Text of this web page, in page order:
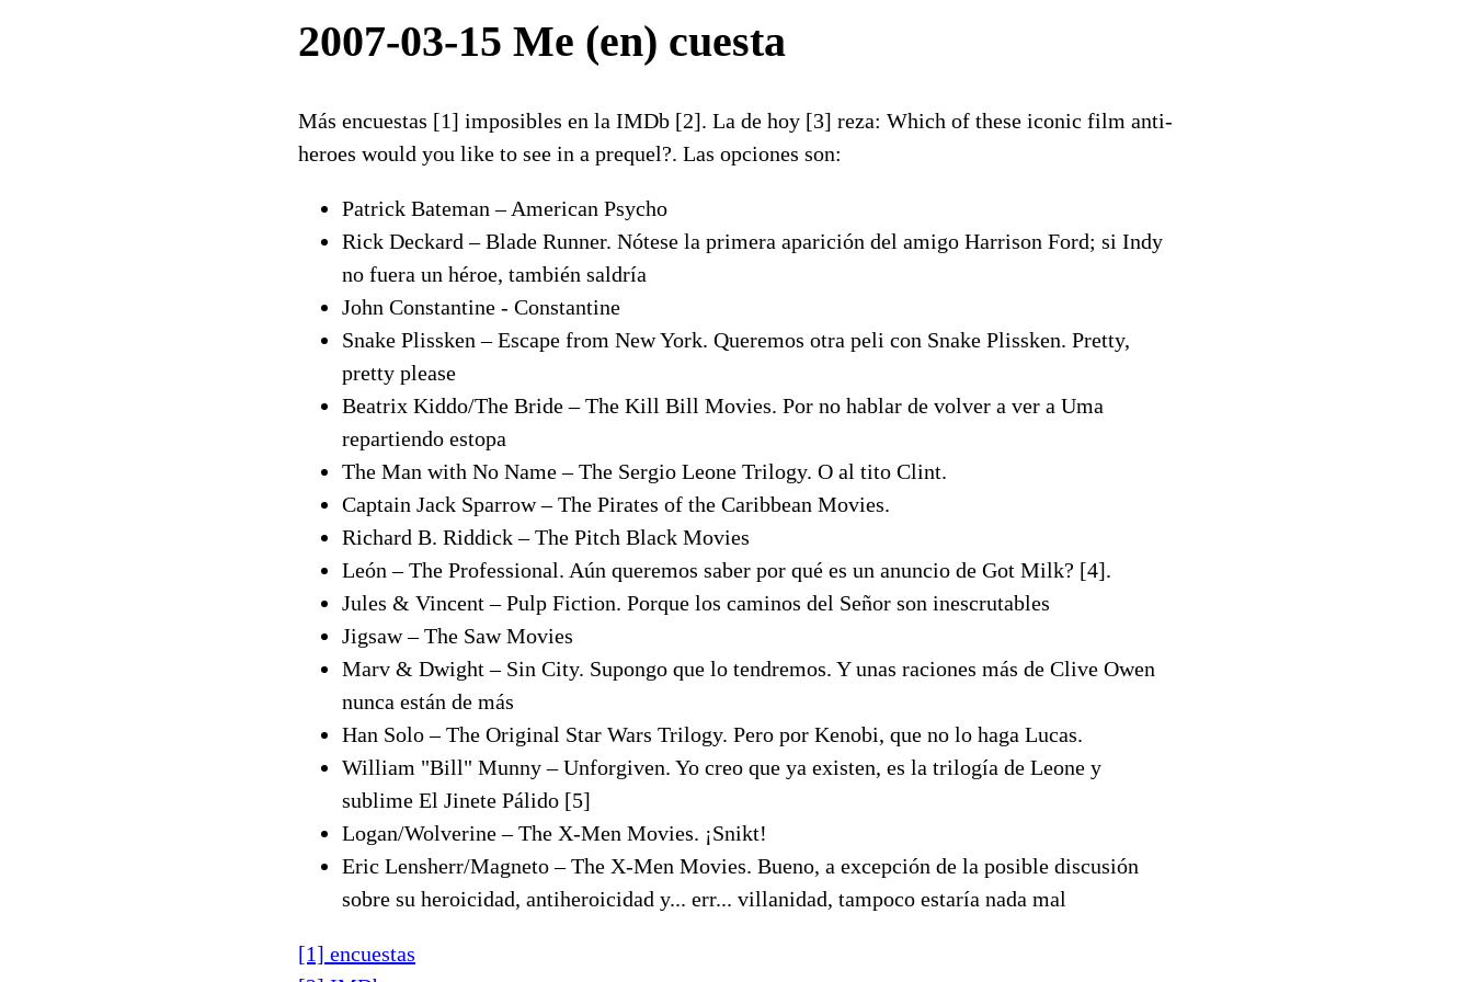
2007-03-15 Me (en) cuesta
Más encuestas [1] imposibles en la IMDb [2]. La de hoy [3] reza: Which of these iconic film anti-
heroes would you like to see in a prequel?. Las opciones son:
Patrick Bateman – American Psycho
Rick Deckard – Blade Runner. Nótese la primera aparición del amigo Harrison Ford; si Indy
no fuera un héroe, también saldría
John Constantine - Constantine
Snake Plissken – Escape from New York. Queremos otra peli con Snake Plissken. Pretty,
pretty please
Beatrix Kiddo/The Bride – The Kill Bill Movies. Por no hablar de volver a ver a Uma
repartiendo estopa
The Man with No Name – The Sergio Leone Trilogy. O al tito Clint.
Captain Jack Sparrow – The Pirates of the Caribbean Movies.
Richard B. Riddick – The Pitch Black Movies
León – The Professional. Aún queremos saber por qué es un anuncio de Got Milk? [4].
Jules & Vincent – Pulp Fiction. Porque los caminos del Señor son inescrutables
Jigsaw – The Saw Movies
Marv & Dwight – Sin City. Supongo que lo tendremos. Y unas raciones más de Clive Owen
nunca están de más
Han Solo – The Original Star Wars Trilogy. Pero por Kenobi, que no lo haga Lucas.
William "Bill" Munny – Unforgiven. Yo creo que ya existen, es la trilogía de Leone y
sublime El Jinete Pálido [5]
Logan/Wolverine – The X-Men Movies. ¡Snikt!
Eric Lensherr/Magneto – The X-Men Movies. Bueno, a excepción de la posible discusión
sobre su heroicidad, antiheroicidad y... err... villanidad, tampoco estaría nada mal
[1] encuestas